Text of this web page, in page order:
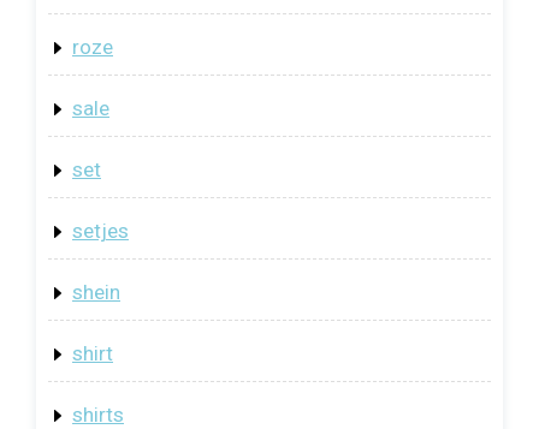
roze
sale
set
setjes
shein
shirt
shirts